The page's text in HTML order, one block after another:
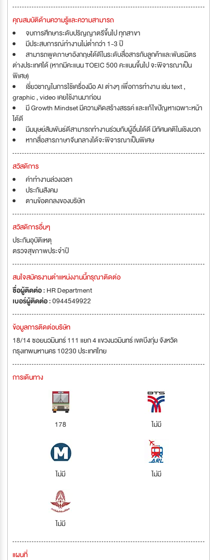
คุณสมบัติด้านความรู้และความสามารถ
จบการศึกษาระดับปริญญาตรีขึ้นไป ทุกสาขา
มีประสบการณ์ทำงานไม่ต่ำกว่า 1-3 ปี
สามารถพูดภาษาอังกฤษได้ดีในระดับสื่อสารกับลูกค้าและพันธมิตร
ต่างประเทศได้ (หากมีคะแนน TOEIC 500 คะแนนขึ้นไป จะพิจารณาเป็น
พิเศษ)
เชี่ยวชาญในการใช้เครื่องมือ AI ต่างๆ เพื่อการทำงาน เช่น text ,
graphic , video เคยใช้งานมาก่อน
มี Growth Mindset มีความคิดสร้างสรรค์ และแก้ไขปัญหาเฉพาะหน้า
ได้ดี
มีมนุษย์สัมพันธ์ดีสามารถทำงานร่วมกับผู้อื่นได้ดี มีทัศนคติในเชิงบวก
หากสื่อสารภาษาจีนกลางได้จะพิจารณาเป็นพิเศษ
สวัสดิการ
ค่าทำงานล่วงเวลา
ประกันสังคม
ตามข้อตกลงของบริษัท
สวัสดิการอื่นๆ
ประกันอุบัติเหตุ
ตรวจสุขภาพประจำปี
สนใจสมัครงานตำแหน่งงานนี้กรุณาติดต่อ
ชื่อผู้ติดต่อ : HR Department
เบอร์ผู้ติดต่อ :0944549922
ข้อมูลการติดต่อบริษัท
18/14 ซอยนวมินทร์ 111 แยก 4 แขวงนวมินทร์ เขตบึงกุ่ม จังหวัด
กรุงเทพมหานคร 10230 ประเทศไทย
การเดินทาง
178 ไม่มี
ไม่มี ไม่มี
ไม่มี
แผนที่